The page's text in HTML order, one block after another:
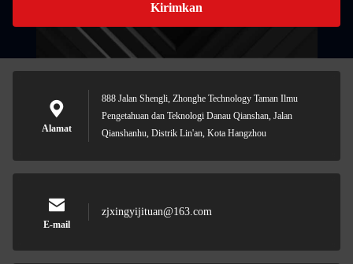
Kirimkan
Alamat
888 Jalan Shengli, Zhonghe Technology Taman Ilmu
Pengetahuan dan Teknologi Danau Qianshan, Jalan
Qianshanhu, Distrik Lin'an, Kota Hangzhou
E-mail
zjxingyijituan@163.com